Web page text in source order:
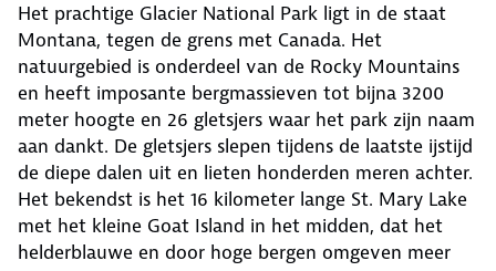
Het prachtige Glacier National Park ligt in de staat
Montana, tegen de grens met Canada. Het
natuurgebied is onderdeel van de Rocky Mountains
en heeft imposante bergmassieven tot bijna 3200
meter hoogte en 26 gletsjers waar het park zijn naam
aan dankt. De gletsjers slepen tijdens de laatste ijstijd
de diepe dalen uit en lieten honderden meren achter.
Het bekendst is het 16 kilometer lange St. Mary Lake
met het kleine Goat Island in het midden, dat het
helderblauwe en door hoge bergen omgeven meer